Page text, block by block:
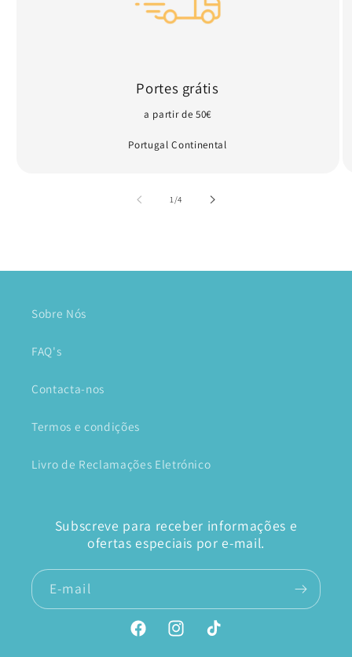
Portes grátis
a partir de 50€
Portugal Continental
1/de
4
Sobre Nós
FAQ's
Contacta-nos
Termos e condições
Livro de Reclamações Eletrónico
Subscreve para receber informações e
ofertas especiais por e-mail.
E-mail
FacebookInstagramTikTok